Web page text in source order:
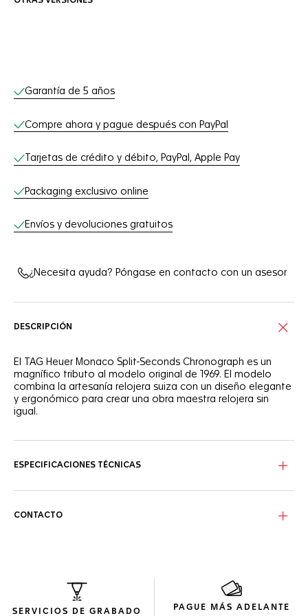
Servicios online
Garantía de 5 años
Compre ahora y pague después con PayPal
Tarjetas de crédito y débito, PayPal, Apple Pay
Packaging exclusivo online
Envíos y devoluciones gratuitos
¿Necesita ayuda? Póngase en contacto con un asesor
DESCRIPCIÓN
El TAG Heuer Monaco Split-Seconds Chronograph es un
magnífico tributo al modelo original de 1969. El modelo
combina la artesanía relojera suiza con un diseño elegante
y ergonómico para crear una obra maestra relojera sin
igual.
1969 con un aspecto moderno y dinámico.
alberga la avanzada mecánica del reloj con una fusión de
en la que TAG Heuer cuenta con más de un siglo de
ESPECIFICACIONES TÉCNICAS
CONTACTO
SERVICIOS DE GRABADO PAGUE MÁS ADELANTE